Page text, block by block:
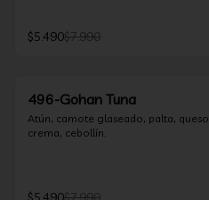
$5.490$7.990
496-Gohan Tuna
Atún, camote glaseado, palta, queso
crema, cebollín.